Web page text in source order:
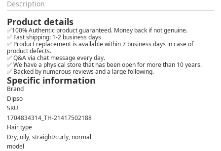
Description
Product details
✅100% Authentic product guaranteed. Money back if not genuine.
✅ Fast shipping: 1-2 business days
✅ Product replacement is available within 7 business days in case of
product defects.
✅ Q&A via chat message every day.
✅ We have a physical store that has been open for more than 10 years.
✅ Backed by numerous reviews and a large following.
Specific information
Brand
Dipso
SKU
1704834314_TH-21417502188
Hair type
Dry, oily, straight/curly, normal
model